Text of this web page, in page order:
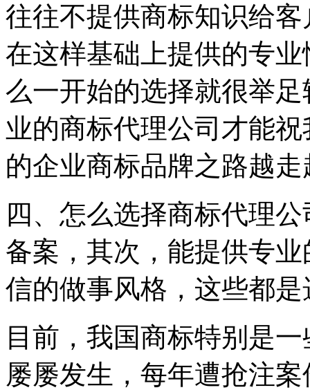
往往不提供商标知识给
在这样基础上提供的专
么一开始的选择就很举
业的商标代理公司才能
的企业商标品牌之路越
四、怎么选择商标代理
备案，其次，能提供专
信的做事风格，这些都
目前，我国商标特别是
屡屡发生，每年遭抢注